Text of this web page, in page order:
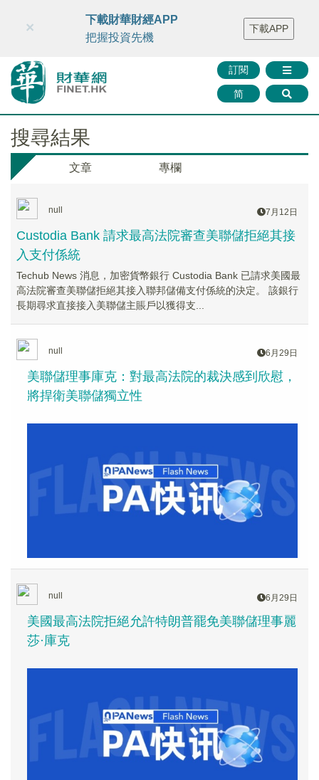
財華智庫網 FINTV FINMETA 財華證券 媒體矩陣
智庫沙龍
聯絡我們
訂閱
简
×
下載財華財經APP
把握投資先機
下載APP
搜尋結果
文章 專欄
null 7月12日
Custodia Bank 請求最高法院審查美聯儲拒絕其接
入支付係統
Techub News 消息，加密貨幣銀行 Custodia Bank 已請求美國最
高法院審查美聯儲拒絕其接入聯邦儲備支付係統的決定。 該銀行
長期尋求直接接入美聯儲主賬戶以獲得支...
null 6月29日
美聯儲理事庫克：對最高法院的裁決感到欣慰，
將捍衛美聯儲獨立性
null 6月29日
美國最高法院拒絕允許特朗普罷免美聯儲理事麗
莎·庫克